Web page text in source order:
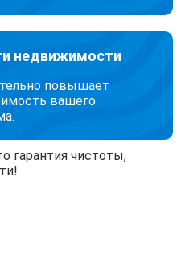
недвижимости
повышает
вашего
гарантия чистоты,